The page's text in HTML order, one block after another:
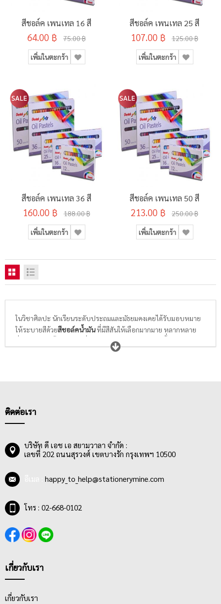
สีชอล์ค เพนเทล 16 สี
64.00 ฿ 75.00 ฿
เพิ่มในตะกร้า
สีชอล์ค เพนเทล 25 สี
107.00 ฿ 125.00 ฿
เพิ่มในตะกร้า
สีชอล์ค เพนเทล 36 สี
160.00 ฿ 188.00 ฿
เพิ่มในตะกร้า
สีชอล์ค เพนเทล 50 สี
213.00 ฿ 250.00 ฿
เพิ่มในตะกร้า
ในวิชาศิลปะ นักเรียนระดับประถมและมัธยมคงเคยได้รับมอบหมาย
ให้ระบายสีด้วยสีชอล์คน้ำมันที่มีสีสันให้เลือกมากมาย หลากหลาย
ยี่ห้อ สีชอล์คน้ำมันเป็นสีที่สามารถระบายทับได้หลายชั้่น และเป็นสี
ให้สีสันคมชัด ทึบแสง สีเข้ม มองเห็นได้ชัดเจน เหมาะกับงานระบายสี
ติดต่อเรา
บริษัท ดี เอช เอ สยามวาลา จำกัด :
เลขที่ 202 ถนนสุรวงศ์ เขตบางรัก กรุงเทพฯ 10500
happy_to_help@stationerymine.com
โทร : 02-668-0102
เกี่ยวกับเรา
เกี่ยวกับเรา